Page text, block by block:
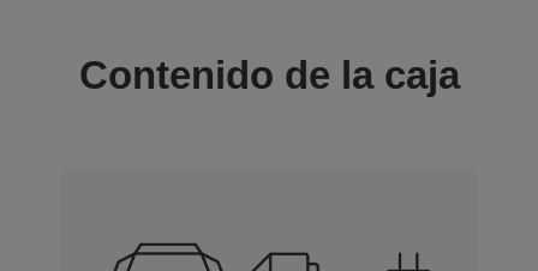
Contenido de la caja